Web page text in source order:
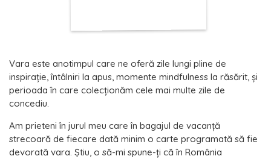
Vara este anotimpul care ne oferă zile lungi pline de
inspiraţie, întâlniri la apus, momente mindfulness la răsărit, şi
perioada în care colecţionăm cele mai multe zile de
concediu.
Am prieteni în jurul meu care în bagajul de vacanţă
strecoară de fiecare dată minim o carte programată să fie
devorată vara. Ştiu, o să-mi spune-ţi că în România